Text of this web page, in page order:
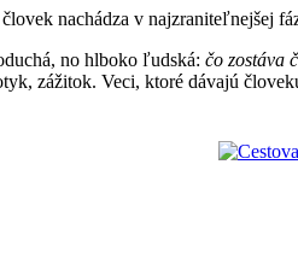
nachádza v najzraniteľnejšej
no hlboko ľudská: čo zostáva
zážitok. Veci, ktoré dávajú